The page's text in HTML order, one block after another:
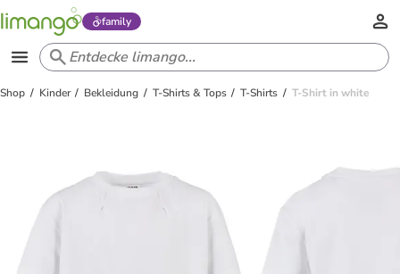
family
Shop Kinder Bekleidung T-Shirts & Tops T-Shirts T-Shirt in white